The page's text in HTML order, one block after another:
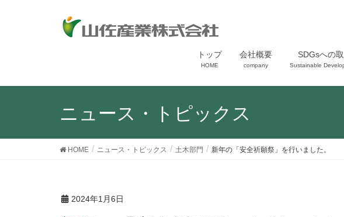
トップ
HOME
会社概要
company
SDGsへの
Sustainable
ニュース・トピックス
HOME ニュース・トピックス 土木部門 新年の「安全祈願祭」を行いました。
2024年1月6日